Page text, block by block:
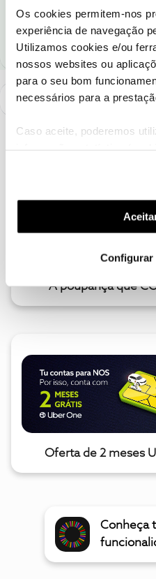
Os cookies permitem-nos
experiência de navegação
Utilizamos cookies e/ou
nossos websites ou
para o seu bom
necessários para a
Caso aceite, poderemos
funcionalidades (cookies
funcionalidade) e adaptar
(cookies de publicidade
utilização dos cookies
Configurar
Ajude a comunidade a
como "Melhor Resposta" e faça
A poupança que
Oferta de 2 meses
Conheça